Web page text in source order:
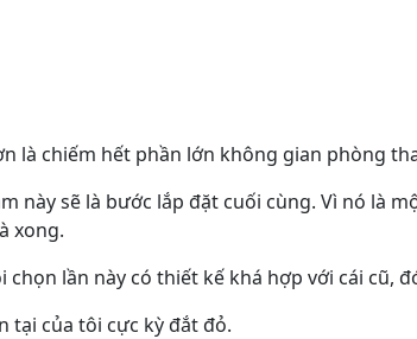
là chiếm hết phần lớn không gian phòng
này sẽ là bước lắp đặt cuối cùng. Vì nó là
xong.
chọn lần này có thiết kế khá hợp với cái cũ,
tại của tôi cực kỳ đắt đỏ.